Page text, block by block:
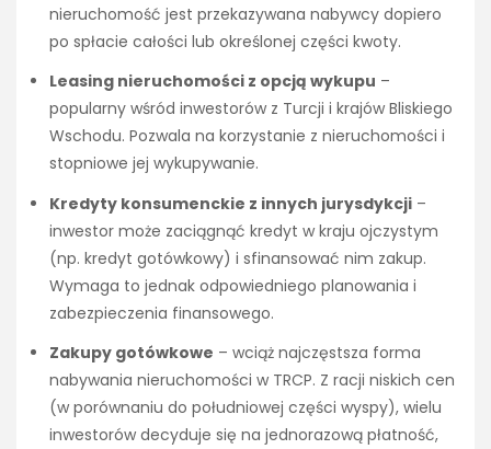
nieruchomość jest przekazywana nabywcy dopiero
po spłacie całości lub określonej części kwoty.
Leasing nieruchomości z opcją wykupu –
popularny wśród inwestorów z Turcji i krajów Bliskiego
Wschodu. Pozwala na korzystanie z nieruchomości i
stopniowe jej wykupywanie.
Kredyty konsumenckie z innych jurysdykcji –
inwestor może zaciągnąć kredyt w kraju ojczystym
(np. kredyt gotówkowy) i sfinansować nim zakup.
Wymaga to jednak odpowiedniego planowania i
zabezpieczenia finansowego.
Zakupy gotówkowe – wciąż najczęstsza forma
nabywania nieruchomości w TRCP. Z racji niskich cen
(w porównaniu do południowej części wyspy), wielu
inwestorów decyduje się na jednorazową płatność,